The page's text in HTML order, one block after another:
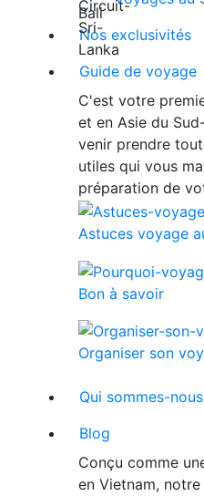
Nos exclusivités
Guide de voyage
C'est votre
et en Asie du
venir prendre
utiles qui vous
préparation de
Astuces voyage
Bon à savoir
Organiser son
Qui sommes-
Blog
Conçu comme
en Vietnam,